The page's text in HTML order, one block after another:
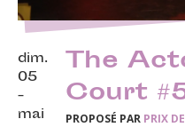
dim.
05
-
mai
The
Court
PROPOSÉ PAR PRIX